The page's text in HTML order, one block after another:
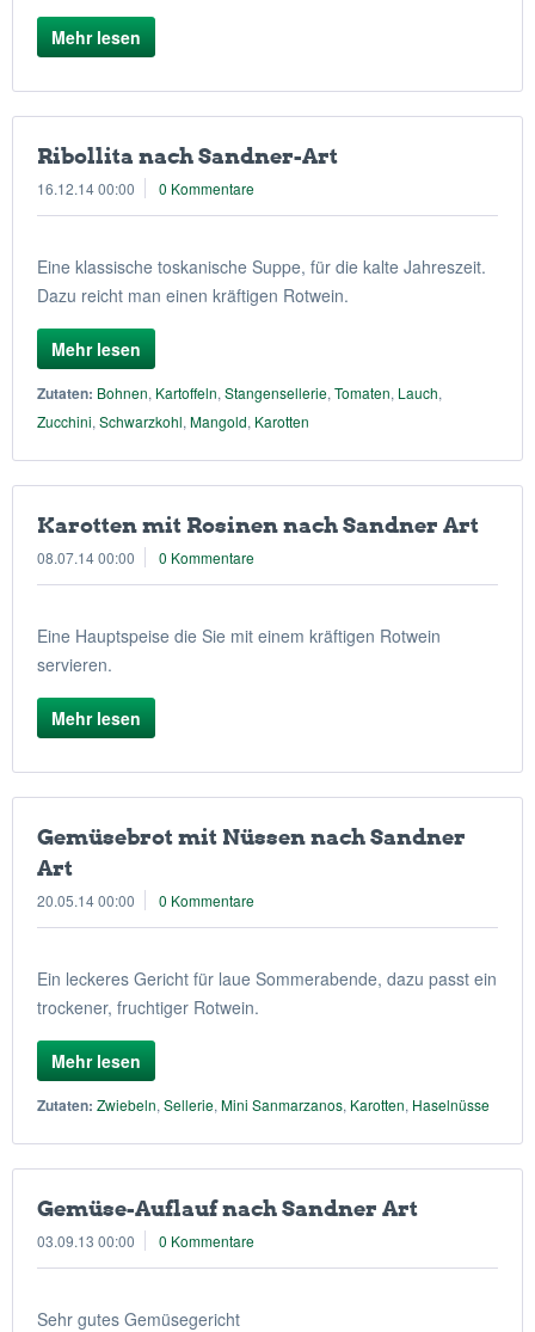
Mehr lesen
Ribollita nach Sandner-Art
16.12.14 00:00 0 Kommentare
Eine klassische toskanische Suppe, für die kalte Jahreszeit.
Dazu reicht man einen kräftigen Rotwein.
Mehr lesen
Zutaten: Bohnen, Kartoffeln, Stangensellerie, Tomaten, Lauch,
Zucchini, Schwarzkohl, Mangold, Karotten
Karotten mit Rosinen nach Sandner Art
08.07.14 00:00 0 Kommentare
Eine Hauptspeise die Sie mit einem kräftigen Rotwein
servieren.
Mehr lesen
Gemüsebrot mit Nüssen nach Sandner
Art
20.05.14 00:00 0 Kommentare
Ein leckeres Gericht für laue Sommerabende, dazu passt ein
trockener, fruchtiger Rotwein.
Mehr lesen
Zutaten: Zwiebeln, Sellerie, Mini Sanmarzanos, Karotten, Haselnüsse
Gemüse-Auflauf nach Sandner Art
03.09.13 00:00 0 Kommentare
Sehr gutes Gemüsegericht